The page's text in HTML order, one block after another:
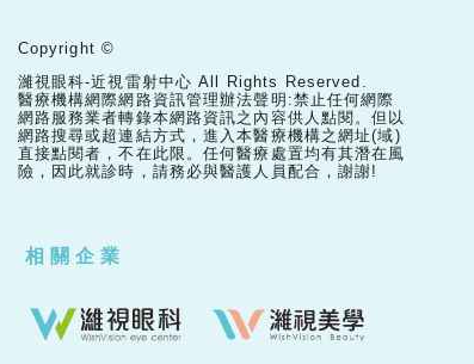
Copyright ©
濰視眼科-近視雷射中心 All Rights Reserved.
醫療機構網際網路資訊管理辦法聲明:禁止任何網際
網路服務業者轉錄本網路資訊之內容供人點閱。但以
網路搜尋或超連結方式，進入本醫療機構之網址(域)
直接點閱者，不在此限。任何醫療處置均有其潛在風
險，因此就診時，請務必與醫護人員配合，謝謝!
相關企業